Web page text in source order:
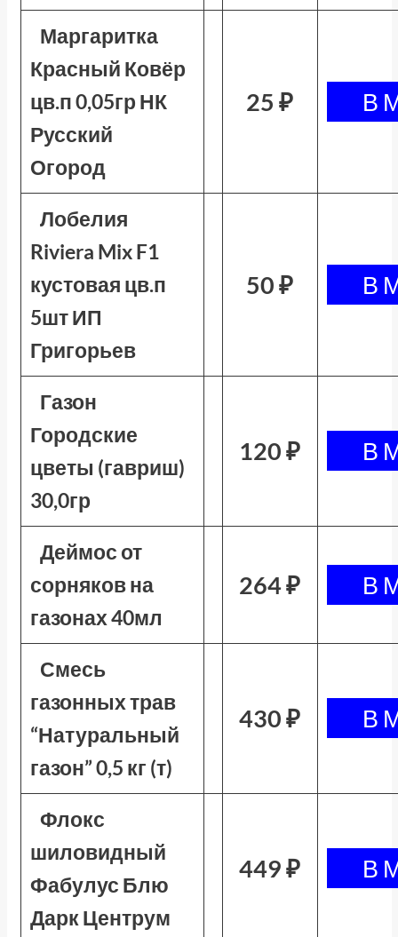
Маргаритка
Красный Ковёр
цв.п 0,05гр НК
Русский
Огород
25 ₽
Лобелия
Riviera Mix F1
кустовая цв.п
5шт ИП
Григорьев
50 ₽
Газон
Городские
цветы (гавриш)
30,0гр
120 ₽
Деймос от
сорняков на
газонах 40мл
264 ₽
Смесь
газонных трав
“Натуральный
газон” 0,5 кг (т)
430 ₽
Флокс
шиловидный
Фабулус Блю
Дарк Центрум
449 ₽